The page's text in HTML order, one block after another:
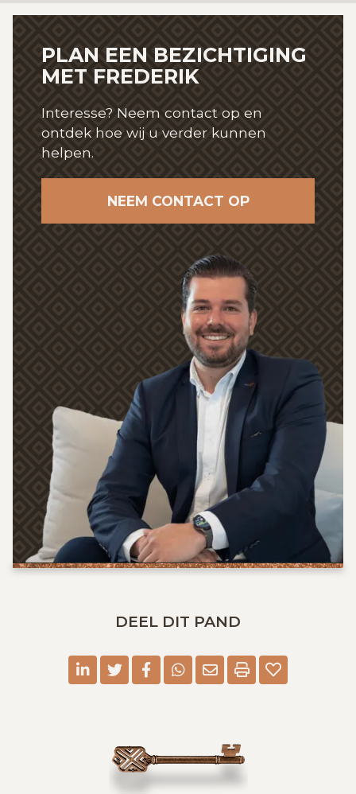
PLAN EEN BEZICHTIGING
MET FREDERIK
Interesse? Neem contact op en
ontdek hoe wij u verder kunnen
helpen.
NEEM CONTACT OP
DEEL DIT PAND
linkedin
twitter
facebook
whatsapp
E-mail
Print